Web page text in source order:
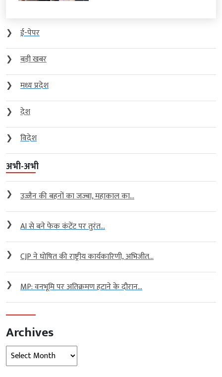
❯
ई-पेपर
❯
बड़ी खबर
❯
मध्य प्रदेश
❯
देश
❯
विदेश
अभी-अभी
❯ उज्जैन की बहनों का जज्बा, महाकाल का...
❯ AI से बने फेक कंटेंट पर तुरंत...
❯ CJP ने घोषित की राष्ट्रीय कार्यकारिणी, अभिजीत...
❯ MP: वनभूमि पर अतिक्रमण हटाने के दौरान...
Archives
Archives